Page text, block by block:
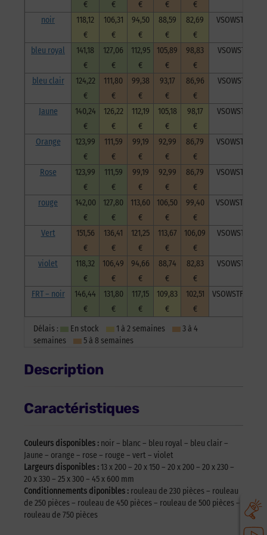
€
€
€
€
€
noir
118,12
€
106,31
€
94,50
€
88,59
€
82,69
€
bleu royal
141,18
€
127,06
€
112,95
€
105,89
€
98,83
€
bleu clair
124,22
€
111,80
€
99,38
€
93,17
€
86,96
€
Jaune
140,24
€
126,22
€
112,19
€
105,18
€
98,17
€
Orange
123,99
€
111,59
€
99,19
€
92,99
€
86,79
€
Rose
123,99
€
111,59
€
99,19
€
92,99
€
86,79
€
rouge
142,00
€
127,80
€
113,60
€
106,50
€
99,40
€
Vert
151,56
€
136,41
€
121,25
€
113,67
€
106,09
€
violet
118,32
€
106,49
€
94,66
€
88,74
€
82,83
€
FRT – noir
146,44
€
131,80
€
117,15
€
109,83
€
102,51
€
Délais : En stock 1 à 2 semaines
3 à 4
semaines
5 à 8 semaines
Description
Caractéristiques
Couleurs disponibles : noir – blanc – bleu royal – bleu clair –
Jaune – orange – rose – rouge – vert – violet
Largeurs disponibles : 13 x 200 – 20 x 150 – 20 x 200 – 20 x 230 –
20 x 330 – 25 x 300 – 45 x 600 mm
Conditionnements diponibles : rouleau de 230 pièces – rouleau
de 250 pièces – rouleau de 450 pièces – rouleau de 500 pièces –
rouleau de 750 pièces